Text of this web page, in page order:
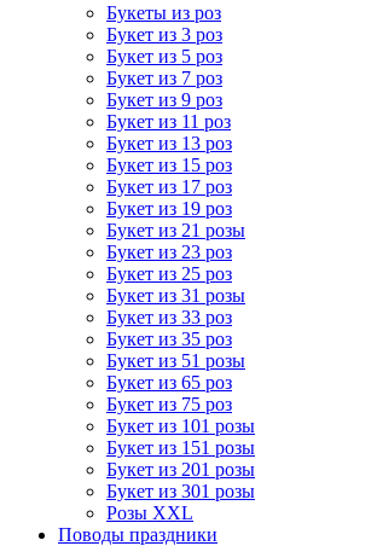
Букеты из роз
Букет из 3 роз
Букет из 5 роз
Букет из 7 роз
Букет из 9 роз
Букет из 11 роз
Букет из 13 роз
Букет из 15 роз
Букет из 17 роз
Букет из 19 роз
Букет из 21 розы
Букет из 23 роз
Букет из 25 роз
Букет из 31 розы
Букет из 33 роз
Букет из 35 роз
Букет из 51 розы
Букет из 65 роз
Букет из 75 роз
Букет из 101 розы
Букет из 151 розы
Букет из 201 розы
Букет из 301 розы
Розы XXL
Поводы праздники